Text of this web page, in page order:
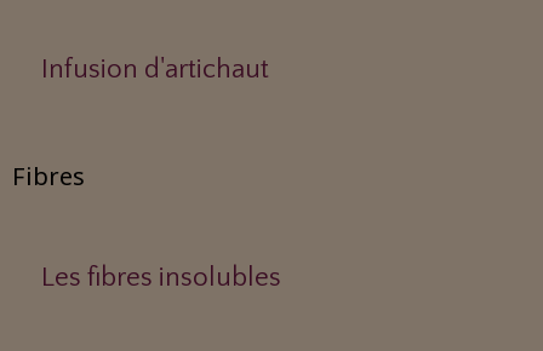
Infusion d'artichaut
Fibres
Les fibres insolubles